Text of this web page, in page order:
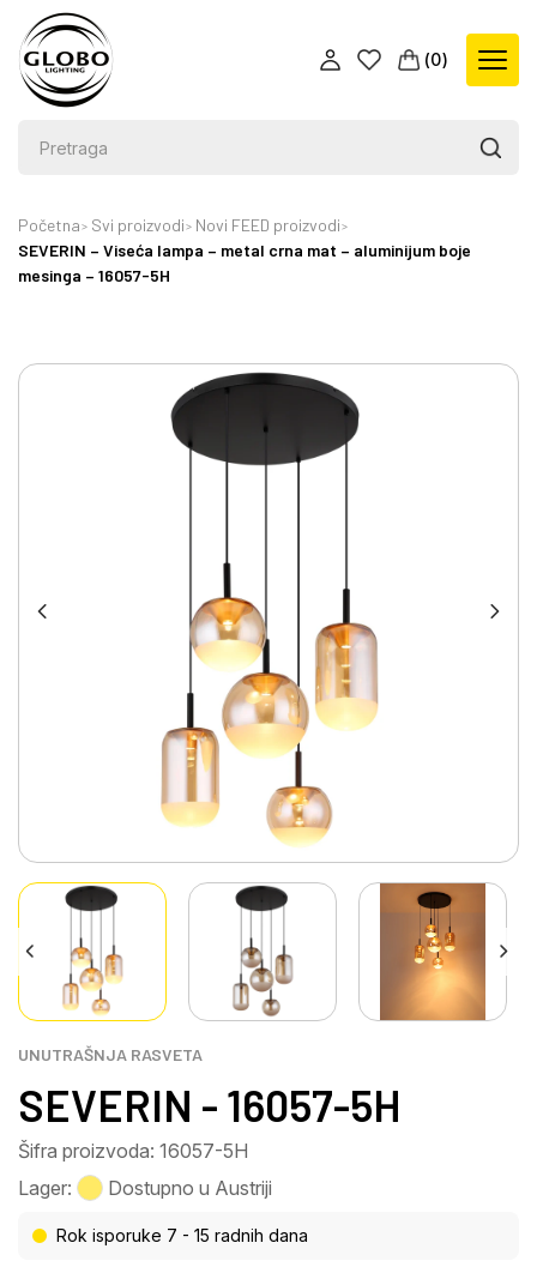
(0)
Početna Svi proizvodi
Novi FEED proizvodi
SEVERIN – Viseća lampa – metal crna mat – aluminijum boje
mesinga – 16057-5H
UNUTRAŠNJA RASVETA
SEVERIN - 16057-5H
Šifra proizvoda: 16057-5H
Lager:
Dostupno u Austriji
Rok isporuke 7 - 15 radnih dana